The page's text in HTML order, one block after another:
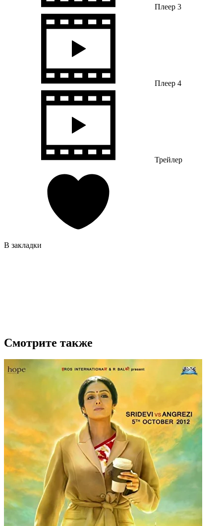
Плеер 3
Плеер 4
Трейлер
В закладки
Смотрите также